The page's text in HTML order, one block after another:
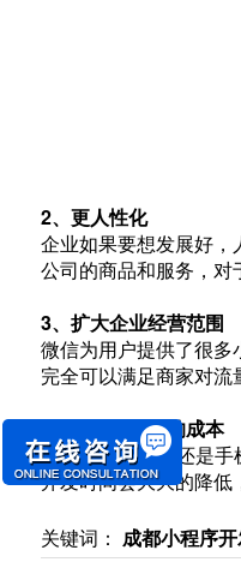
2、更人性化
企业如果要想发展好
公司的商品和服务，对
3、扩大企业经营范围
微信为用户提供了很
完全可以满足商家对流
4、节约了企业的成本
不管是开发APP还是
开发时间会大大的降低
关键词： 成都小程序